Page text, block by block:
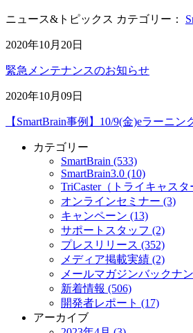
ニュース&トピックス カテゴリー：
2020年10月20日
緊急メンテナンスのお知らせ
2020年10月09日
【SmartBrain事例】10/9(金)eラーニ
カテゴリー
SmartBrain (533)
SmartBrain3.0 (10)
TriCaster（トライキャスタ
オンラインセミナー (3)
キャンペーン (13)
サポートスタッフ (2)
プレスリリース (352)
メディア掲載実績 (2)
メールマガジンバックナ
新着情報 (506)
開発者レポート (17)
アーカイブ